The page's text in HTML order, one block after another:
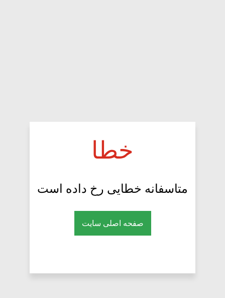
خطا
متاسفانه خطایی رخ داده است
صفحه اصلی سایت